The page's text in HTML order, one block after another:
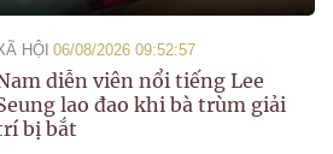
HỘI 06/08/2026 09:52:57
diễn viên nổi tiếng Lee
lao đao khi bà trùm giải
bị bắt